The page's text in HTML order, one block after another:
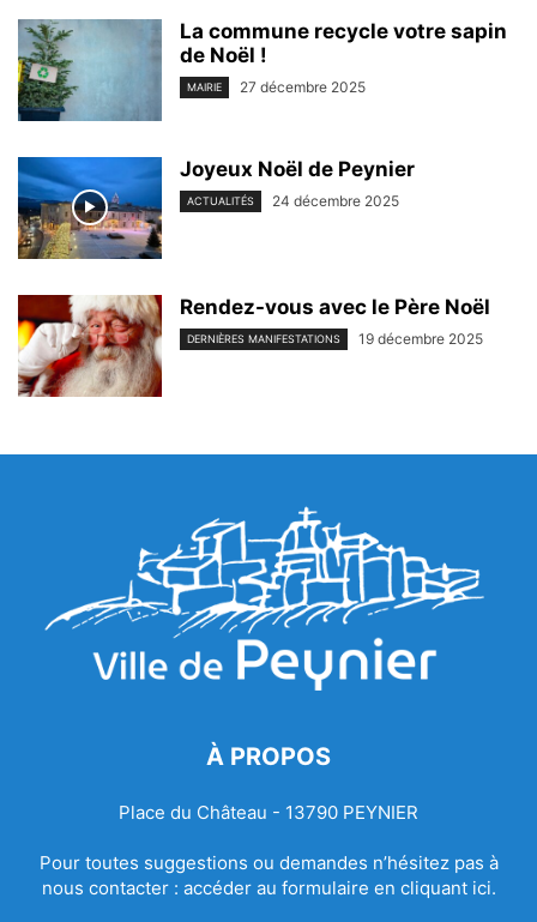
La commune recycle votre sapin
de Noël !
MAIRIE 27 décembre 2025
Joyeux Noël de Peynier
ACTUALITÉS 24 décembre 2025
Rendez-vous avec le Père Noël
DERNIÈRES MANIFESTATIONS 19 décembre 2025
À PROPOS
Place du Château - 13790 PEYNIER
Pour toutes suggestions ou demandes n’hésitez pas à
nous contacter : accéder au formulaire en cliquant ici.